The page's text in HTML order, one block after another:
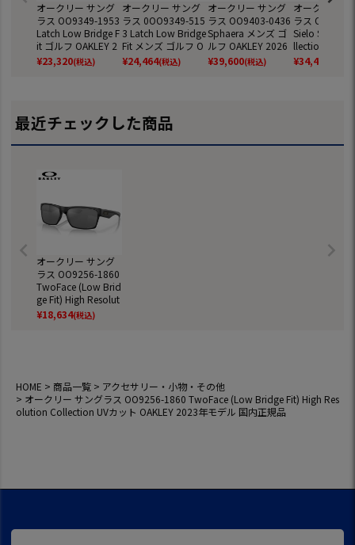
オークリー サング
ラス OO9349-1953
Latch Low Bridge F
it ゴルフ OAKLEY 2
025年モデル 国内
正規品
¥23,320(税込)
オークリー サング
ラス 0OO9349-515
3 Latch Low Bridge
Fit メンズ ゴルフ O
AKLEY 2026年モデ
ル 国内正規品
¥24,464(税込)
オークリー サング
ラス OO9403-0436
Sphaera メンズ ゴ
ルフ OAKLEY 2026
年モデル 国内正規
¥39,600(税込)
オークリー
ラス
Sielo SQ
llection メン
フ OAKLEY
モデル 国内
¥34,408
最近チェックした商品
オークリー サング
ラス OO9256-1860
TwoFace (Low Brid
ge Fit) High Resolut
ion Collection UVカ
ット OAKLEY 2023
¥18,634(税込)
HOME 商品一覧
アクセサリー・小物・その他
オークリー サングラス OO9256-1860 TwoFace (Low Bridge Fit) High Res
olution Collection UVカット OAKLEY 2023年モデル 国内正規品